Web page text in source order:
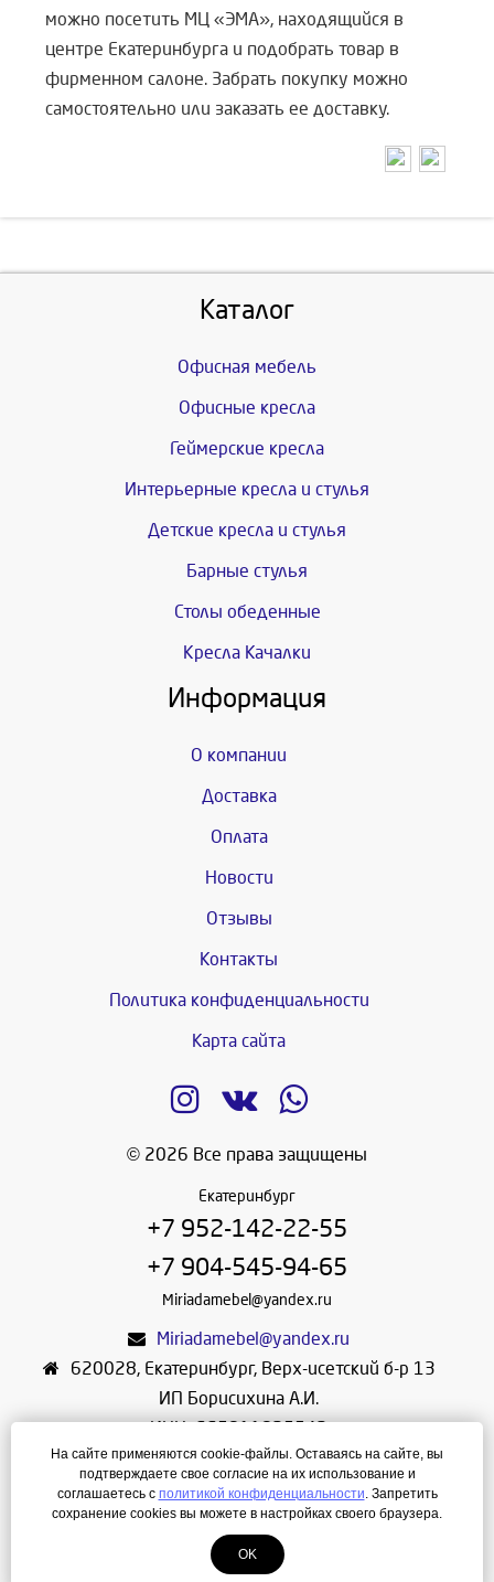
можно посетить МЦ «ЭМА», находящийся в
центре Екатеринбурга и подобрать товар в
фирменном салоне. Забрать покупку можно
самостоятельно или заказать ее доставку.
Каталог
Офисная мебель
Офисные кресла
Геймерские кресла
Интерьерные кресла и стулья
Детские кресла и стулья
Барные стулья
Столы обеденные
Кресла Качалки
Информация
О компании
Доставка
Оплата
Новости
Отзывы
Контакты
Политика конфиденциальности
Карта сайта
© 2026 Все права защищены
Екатеринбург
+7 952-142-22-55
+7 904-545-94-65
Miriadamebel@yandex.ru
Miriadamebel@yandex.ru
620028, Екатеринбург, Верх-исетский б-р 13
ИП Борисихина А.И.
ИНН: 665811825542
ОГРНИП: 312665804600057
Режим работы: Ежедневно с 10-30 до 19-30
На сайте применяются cookie-файлы. Оставаясь на сайте, вы
подтверждаете свое согласие на их использование и
соглашаетесь с политикой конфиденциальности. Запретить
сохранение cookies вы можете в настройках своего браузера.
OK